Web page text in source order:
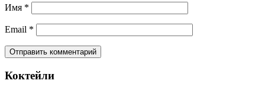
Имя *
Email *
Коктейли